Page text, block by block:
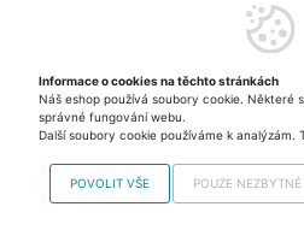
Extrifit Opasek Extrifit XXL
Vysoce kvalitní kožený
maximální výkon, sílu a
Informace o cookies na těchto stránkách
Náš eshop používá soubory cookie. Některé
správné fungování webu.
Další soubory cookie používáme k analýzám.
POVOLIT VŠE POUZE NEZBYTNÉ